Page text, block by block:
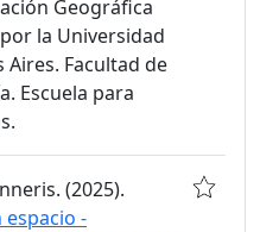
Geográfica
la Universidad
Aires. Facultad de
Escuela para
(2025).
espacio -